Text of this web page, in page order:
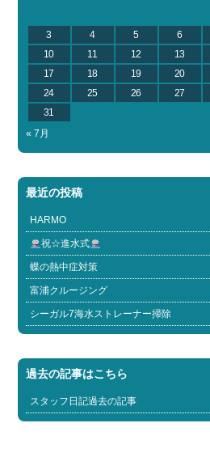
3
4 5 6
10
11 12 13
17
18 19 20
24
25 26 27
31
« 7月
最近の投稿
HARMO
祝☆進水式
蝶の熱中症対策
富浦クルージング
シーガル7海水ストレーナー掃除
過去の記事はこちら
スタッフ日記過去の記事